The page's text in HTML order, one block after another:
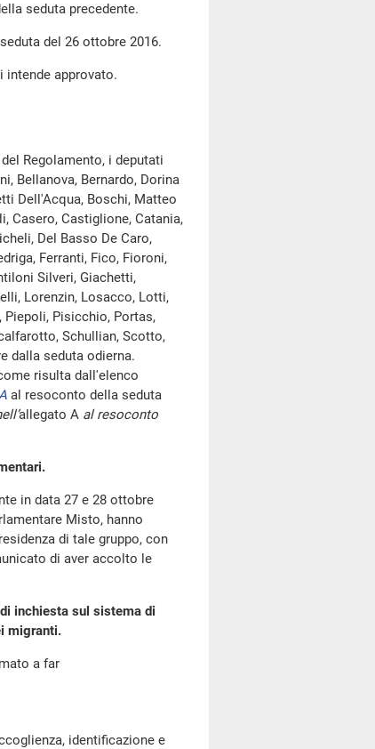
seduta precedente.
del 26 ottobre 2016.
intende approvato.
Regolamento, i deputati
Bellanova, Bernardo, Dorina
Dell'Acqua, Boschi, Matteo
Casero, Castiglione, Catania,
Del Basso De Caro,
Ferranti, Fico, Fioroni,
Silveri, Giachetti,
Lorenzin, Losacco, Lotti,
Piepoli, Pisicchio, Portas,
Schullian, Scotto,
dalla seduta odierna.
risulta dall'elenco
al resoconto della seduta
allegato A al resoconto
in data 27 e 28 ottobre
Misto, hanno
di tale gruppo, con
di aver accolto le
inchiesta sul sistema di
migranti.
a far
identificazione e